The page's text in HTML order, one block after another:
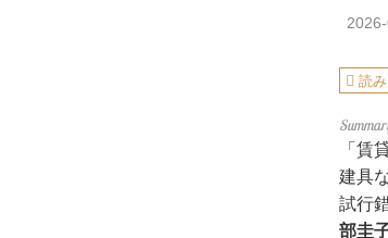
読
「賃
建具
試行
部圭